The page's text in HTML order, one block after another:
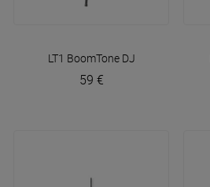
LT1 BoomTone DJ
59 €